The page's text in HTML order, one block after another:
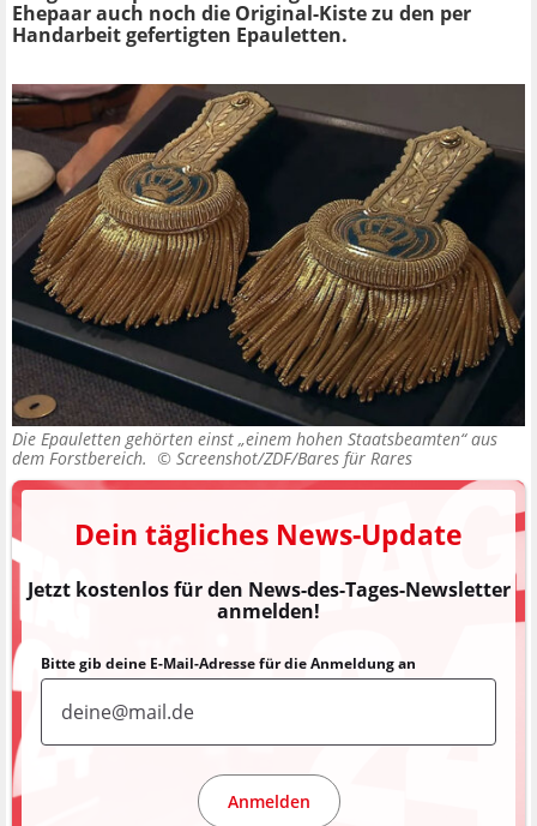
Ehepaar auch noch die Original-Kiste zu den per
Handarbeit gefertigten Epauletten.
Die Epauletten gehörten einst „einem hohen Staatsbeamten“ aus
dem Forstbereich. © Screenshot/ZDF/Bares für Rares
Dein tägliches News-Update
Jetzt kostenlos für den News-des-Tages-Newsletter
anmelden!
Bitte gib deine E-Mail-Adresse für die Anmeldung an
Anmelden